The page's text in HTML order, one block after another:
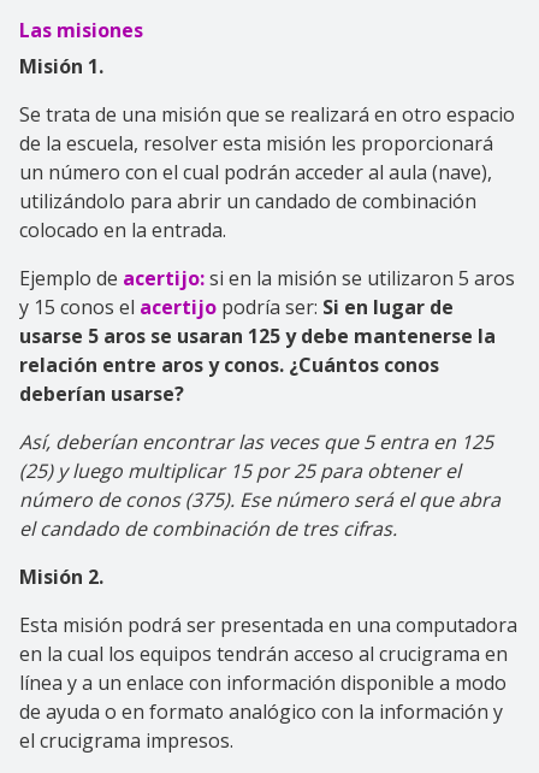
Las misiones
Misión 1.
Se trata de una misión que se realizará en otro espacio
de la escuela, resolver esta misión les proporcionará
un número con el cual podrán acceder al aula (nave),
utilizándolo para abrir un candado de combinación
colocado en la entrada.
Ejemplo de acertijo:si en la misión se utilizaron 5 aros
y 15 conos el acertijo podría ser: Si en lugar de
usarse 5 aros se usaran 125 y debe mantenerse la
relación entre aros y conos. ¿Cuántos conos
deberían usarse?
Así, deberían encontrar las veces que 5 entra en 125
(25) y luego multiplicar 15 por 25 para obtener el
número de conos (375). Ese número será el que abra
el candado de combinación de tres cifras.
Misión 2.
Esta misión podrá ser presentada en una computadora
en la cual los equipos tendrán acceso al crucigrama en
línea y a un enlace con información disponible a modo
de ayuda o en formato analógico con la información y
el crucigrama impresos.